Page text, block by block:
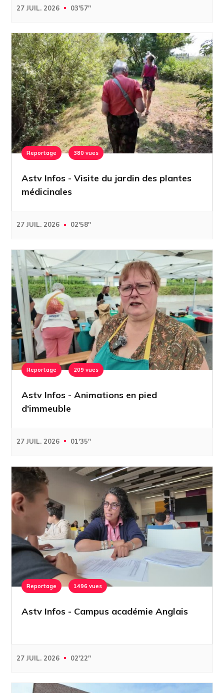
27 JUIL. 2026 03'57''
Reportage 380 vues
Astv Infos - Visite du jardin des plantes
médicinales
27 JUIL. 2026 02'58''
Reportage 209 vues
Astv Infos - Animations en pied
d'immeuble
27 JUIL. 2026 01'35''
Reportage 1496 vues
Astv Infos - Campus académie Anglais
27 JUIL. 2026 02'22''